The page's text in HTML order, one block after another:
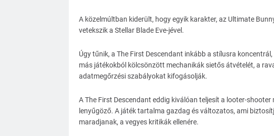
A közelmúltban kiderült, hogy egyik karakter, az Ultimate
vetekszik a Stellar Blade Eve-jével.
Úgy tűnik, a The First Descendant inkább a stílusra
más játékokból kölcsönzött mechanikák sietős átvételét, a
adatmegőrzési szabályokat kifogásolják.
A The First Descendant eddig kiválóan teljesít a looter-
lenyűgöző. A játék tartalma gazdag és változatos, ami
maradjanak, a vegyes kritikák ellenére.